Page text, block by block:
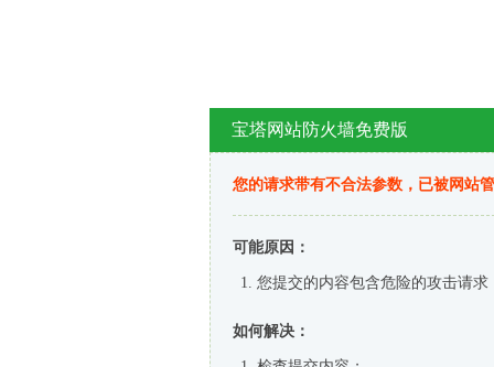
宝塔网站防火墙免费版
您的请求带有不合法参数，已被网站
可能原因：
您提交的内容包含危险的攻击请求
如何解决：